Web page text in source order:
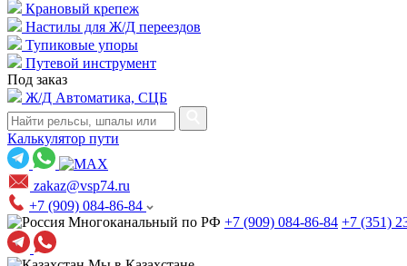
Крановый крепеж
Настилы для Ж/Д переездов
Тупиковые упоры
Путевой инструмент
Под заказ
Ж/Д Автоматика, СЦБ
Калькулятор пути
zakaz@vsp74.ru
+7 (909) 084-86-84
Многоканальный по РФ +7 (909) 084-86-84 +7 (351)